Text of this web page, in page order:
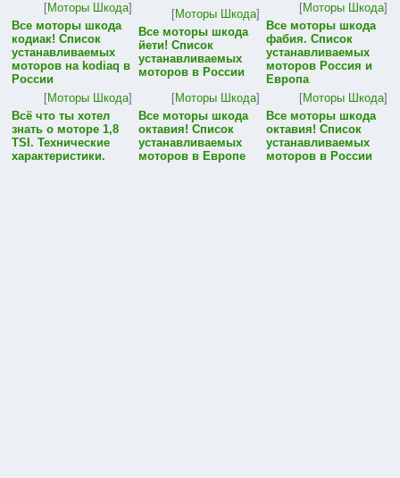
[Моторы Шкода]
Все моторы шкода
кодиак! Список
устанавливаемых
моторов на kodiaq в
России
[Моторы Шкода]
Все моторы шкода
йети! Список
устанавливаемых
моторов в России
[Моторы Шкода]
Все моторы шкода
фабия. Список
устанавливаемых
моторов Россия и
Европа
[Моторы Шкода]
Всё что ты хотел
знать о моторе 1,8
TSI. Технические
характеристики.
[Моторы Шкода]
Все моторы шкода
октавия! Список
устанавливаемых
моторов в Европе
[Моторы Шкода]
Все моторы шкода
октавия! Список
устанавливаемых
моторов в России